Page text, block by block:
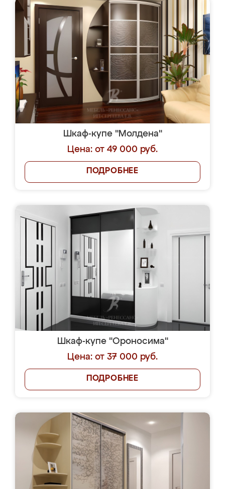
Шкаф-купе "Молдена"
Цена: от 49 000 руб.
ПОДРОБНЕЕ
Шкаф-купе "Ороносима"
Цена: от 37 000 руб.
ПОДРОБНЕЕ